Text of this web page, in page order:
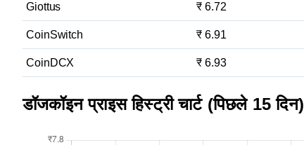
Giottus ₹ 6.72
CoinSwitch ₹ 6.91
CoinDCX ₹ 6.93
डॉजकॉइन प्राइस हिस्ट्री चार्ट (पिछले 15 दिन)